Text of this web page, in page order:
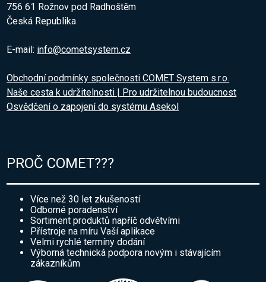
756 61 Rožnov pod Radhoštěm
Česká Republika
E-mail: info@cometsystem.cz
Obchodní podmínky společnosti COMET System s.r.o.
Naše cesta k udržitelnosti | Pro udržitelnou budoucnost
Osvědčení o zapojení do systému Asekol
PROČ COMET???
Více než 30 let zkušeností
Odborné poradenství
Sortiment produktů napříč odvětvími
Přístroje na míru Vaší aplikace
Velmi rychlé termíny dodání
Výborná technická podpora novým i stávajícím
zákazníkům